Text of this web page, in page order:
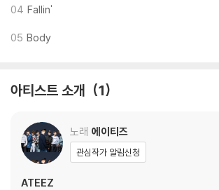
04 Fallin'
05 Body
아티스트 소개 1
노래 에이티즈
관심작가 알림신청
ATEEZ